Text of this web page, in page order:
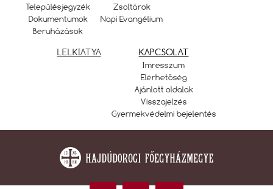
Településjegyzék
Dokumentumok
Beruházások
Zsoltárok
Napi Evangélium
LELKIATYA KAPCSOLAT
Imresszum
Elérhetőség
Ajánlott oldalak
Visszajelzés
Gyermekvédelmi bejelentés